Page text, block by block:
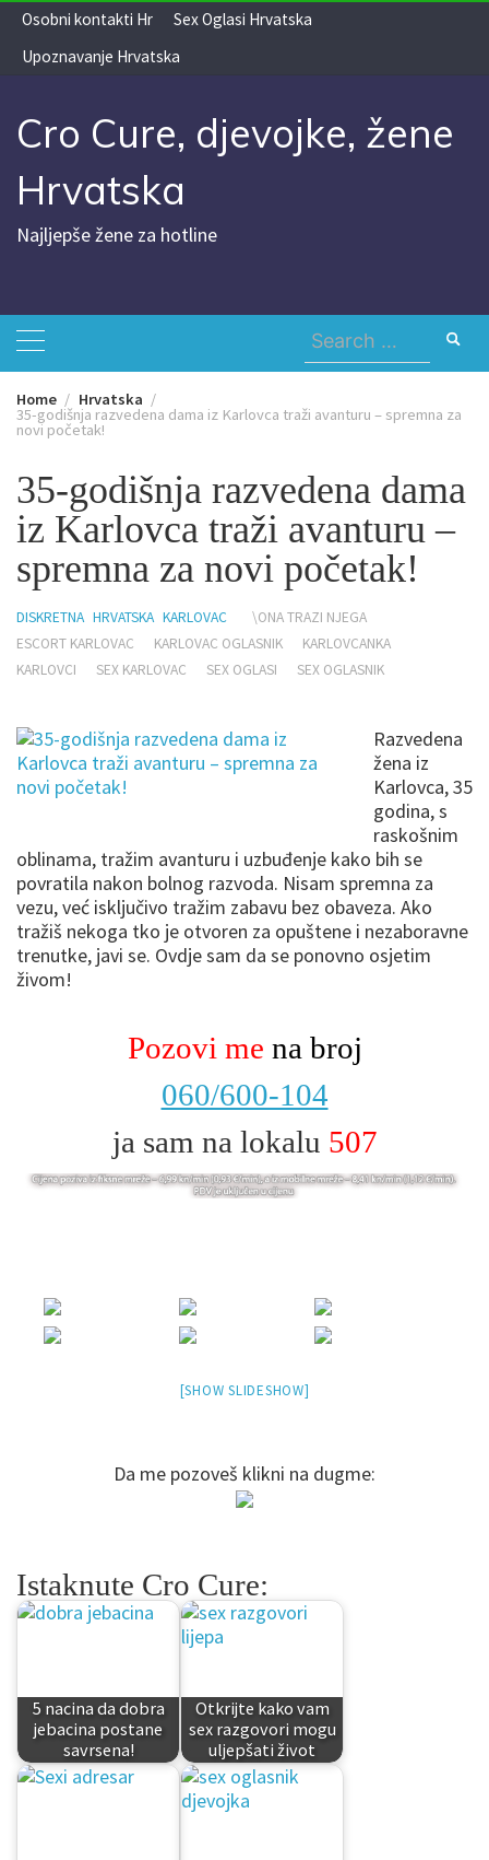
Skip
content
Osobni kontakti Hr
Sex Oglasi Hrvatska
Upoznavanje Hrvatska
Cro Cure, djevojke, žene
Hrvatska
Najljepše žene za hotline
Search
for:
Home Hrvatska
35-godišnja razvedena dama iz Karlovca traži avanturu – spremna za
novi početak!
35-godišnja razvedena dama
iz Karlovca traži avanturu –
spremna za novi početak!
DISKRETNA HRVATSKA KARLOVAC
\ONA TRAZI NJEGA
ESCORT KARLOVAC
KARLOVAC OGLASNIK
KARLOVCANKA
KARLOVCI
SEX KARLOVAC SEX OGLASI SEX OGLASNIK
Razvedena
žena iz
Karlovca, 35
godina, s
raskošnim
oblinama, tražim avanturu i uzbuđenje kako bih se
povratila nakon bolnog razvoda. Nisam spremna za
vezu, već isključivo tražim zabavu bez obaveza. Ako
tražiš nekoga tko je otvoren za opuštene i nezaboravne
trenutke, javi se. Ovdje sam da se ponovno osjetim
živom!
Pozovi me na broj
060/600-104
ja sam na lokalu 507
[SHOW SLIDESHOW]
Da me pozoveš klikni na dugme:
Istaknute Cro Cure:
5 nacina da dobra
jebacina postane
savrsena!
Otkrijte kako vam
sex razgovori mogu
uljepšati život